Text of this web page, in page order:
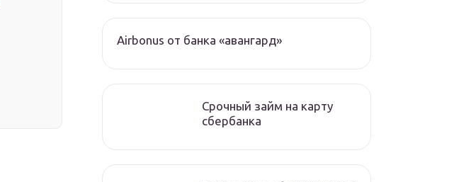
Airbonus от банка «авангард»
Срочный займ на карту
сбербанка